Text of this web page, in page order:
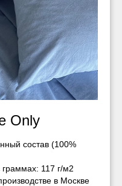
Only
состав (100%
117 г/м2
в Москве